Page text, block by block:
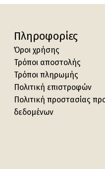
Πληροφορίες
Όροι χρήσης
Τρόποι αποστολής
Τρόποι πληρωμής
Πολιτική επιστροφών
Πολιτική προστασίας
δεδομένων